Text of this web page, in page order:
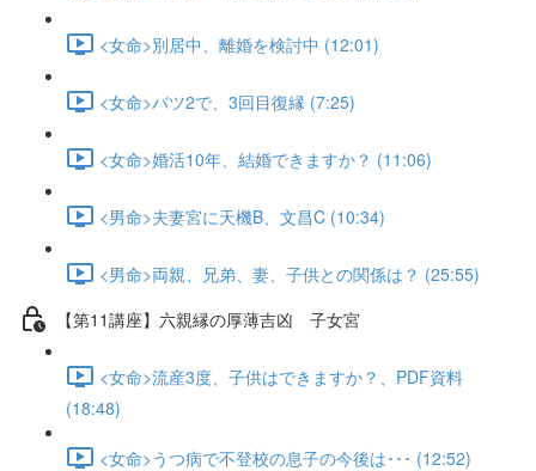
<女命>別居中、離婚を検討中 (12:01)
<女命>バツ2で、3回目復縁 (7:25)
<女命>婚活10年、結婚できますか？ (11:06)
<男命>夫妻宮に天機B、文昌C (10:34)
<男命>両親、兄弟、妻、子供との関係は？ (25:55)
【第11講座】六親縁の厚薄吉凶 子女宮
<女命>流産3度、子供はできますか？、PDF資料
(18:48)
<女命>うつ病で不登校の息子の今後は･･･ (12:52)